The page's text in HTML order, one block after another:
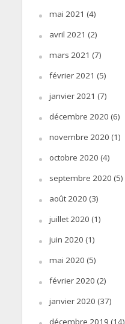
mai 2021 (4)
avril 2021 (2)
mars 2021 (7)
février 2021 (5)
janvier 2021 (7)
décembre 2020 (6)
novembre 2020 (1)
octobre 2020 (4)
septembre 2020 (5)
août 2020 (3)
juillet 2020 (1)
juin 2020 (1)
mai 2020 (5)
février 2020 (2)
janvier 2020 (37)
décembre 2019 (14)